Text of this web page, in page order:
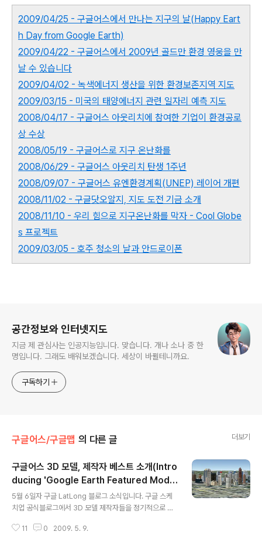
2009/04/25 - 구글어스에서 만나는 지구의 날(Happy Eart
h Day from Google Earth)
2009/04/22 - 구글어스에서 2009년 골드만 환경 영웅을 만
날 수 있습니다
2009/04/02 - 녹색에너지 생산을 위한 환경보존지역 지도
2009/03/15 - 미국의 태양에너지 관련 일자리 예측 지도
2008/04/17 - 구글어스 아웃리치에 참여한 기업이 환경공로
상 수상
2008/05/19 - 구글어스로 지구 온난화를
2008/06/29 - 구글어스 아웃리치 탄생 1주년
2008/09/07 - 구글어스 유엔환경계획(UNEP) 레이어 개편
2008/11/02 - 구글닷오알지, 지도 도전 기금 소개
2008/11/10 - 우리 힘으로 지구온난화를 막자 - Cool Globe
s 프로젝트
2009/03/05 - 호주 청소의 날과 안드로이폰
공간정보와 인터넷지도
지금 제 관심사는 인공지능입니다. 맞습니다. 개나 소나 중 한
명입니다. 그래도 배워보겠습니다. 세상이 바뀔테니까요.
구독하기
구글어스/구글맵 의 다른 글 더보기
구글어스 3D 모델, 제작자 베스트 소개(Intro
ducing 'Google Earth Featured Model
er Profiles')
5월 6일자 구글 LatLong 블로그 소식입니다. 구글 스케
치업 공식블로그에서 3D 모델 제작자들을 정기적으로 소
된 3D 모델 제작자는 "IntotheWest"라는 분으로서, 캐나
11 0 2009. 5. 9.